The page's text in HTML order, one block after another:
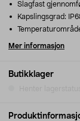
Butikklager
Slagfast
Kapslingsgrad:
Mer informasjon